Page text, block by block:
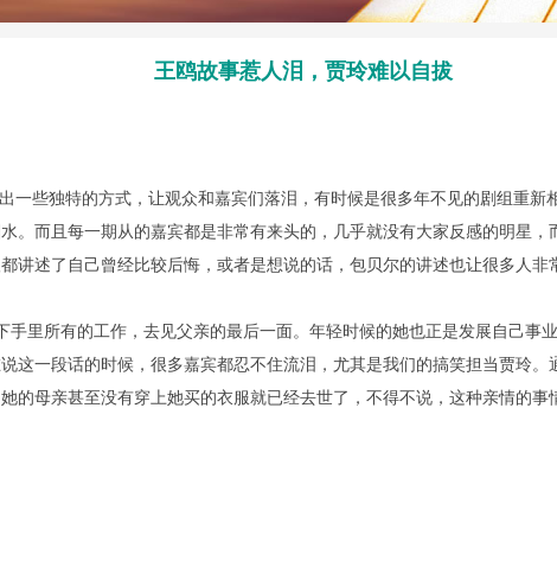
王鸥故事惹人泪，贾玲难以自拔
些独特的方式，让观众和嘉宾们落泪，有时候是很多年不见的剧组重
。而且每一期从的嘉宾都是非常有来头的，几乎就没有大家反感的明星
讲述了自己曾经比较后悔，或者是想说的话，包贝尔的讲述也让很多人
里所有的工作，去见父亲的最后一面。年轻时候的她也正是发展自己事
这一段话的时候，很多嘉宾都忍不住流泪，尤其是我们的搞笑担当贾玲
的母亲甚至没有穿上她买的衣服就已经去世了，不得不说，这种亲情的